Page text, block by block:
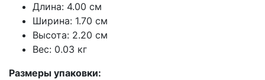
Длина: 4.00 см
Ширина: 1.70 см
Высота: 2.20 см
Вес: 0.03 кг
Размеры упаковки: